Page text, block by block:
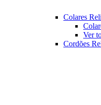
Colares
Ver
Cordões